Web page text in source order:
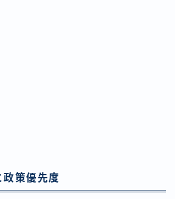
策優先度